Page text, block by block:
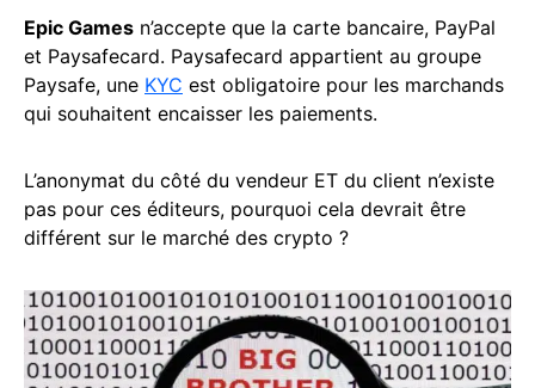
Epic Games n’accepte que la carte bancaire, PayPal
et Paysafecard. Paysafecard appartient au groupe
Paysafe, une KYC est obligatoire pour les marchands
qui souhaitent encaisser les paiements.
L’anonymat du côté du vendeur ET du client n’existe
pas pour ces éditeurs, pourquoi cela devrait être
différent sur le marché des crypto ?